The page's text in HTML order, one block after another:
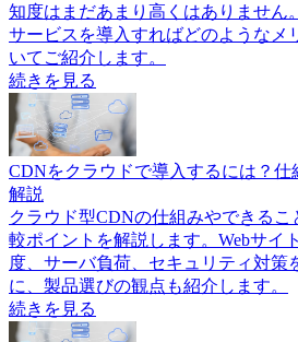
知度はまだあまり高くはありません
サービスを導入すればどのようなメ
いてご紹介します。
続きを見る
CDNをクラウドで導入するには？仕
解説
クラウド型CDNの仕組みやできる
較ポイントを解説します。Webサイ
度、サーバ負荷、セキュリティ対策
に、製品選びの観点も紹介します。
続きを見る